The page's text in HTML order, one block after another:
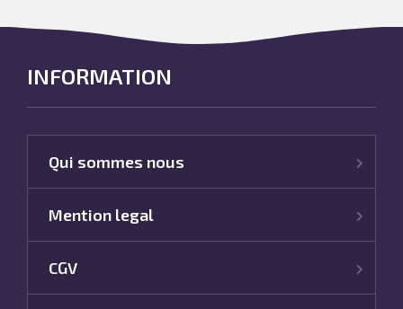
INFORMATION
Qui sommes nous
Mention legal
CGV